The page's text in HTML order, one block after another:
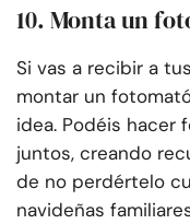
10. Monta un
Si vas a recibir a
montar un
idea. Podéis hacer
juntos, creando
de no perdértelo
navideñas